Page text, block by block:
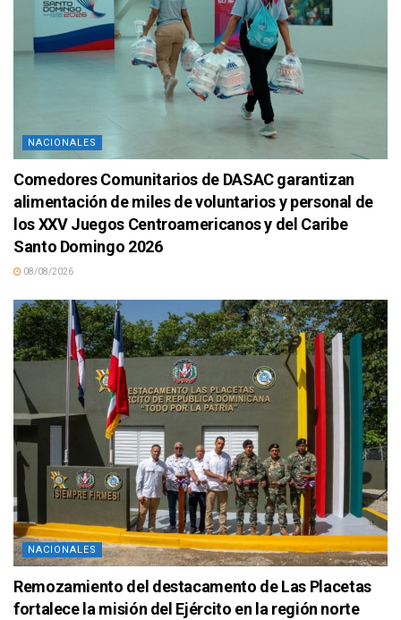
NACIONALES
Comedores Comunitarios de DASAC garantizan
alimentación de miles de voluntarios y personal de
los XXV Juegos Centroamericanos y del Caribe
Santo Domingo 2026
08/08/2026
NACIONALES
Remozamiento del destacamento de Las Placetas
fortalece la misión del Ejército en la región norte